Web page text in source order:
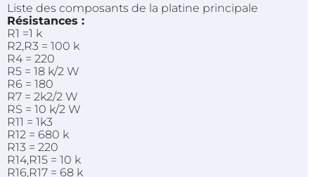
Liste des composants de la platine principale
Résistances :
R1 =1 k
R2,R3 = 100 k
R4 = 220
R5 = 18 k/2 W
R6 = 180
R7 = 2k2/2 W
RS = 10 k/2 W
R11 = 1k3
R12 = 680 k
R13 = 220
R14,R15 = 10 k
R16,R17 = 68 k